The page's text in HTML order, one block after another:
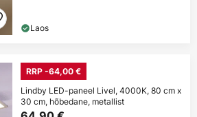
Laos
RRP -64,00 €
Lindby LED-paneel Livel, 4000K, 80 cm x
30 cm, hõbedane, metallist